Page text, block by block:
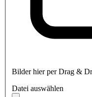
Bilder hier per Drag &
Datei auswählen